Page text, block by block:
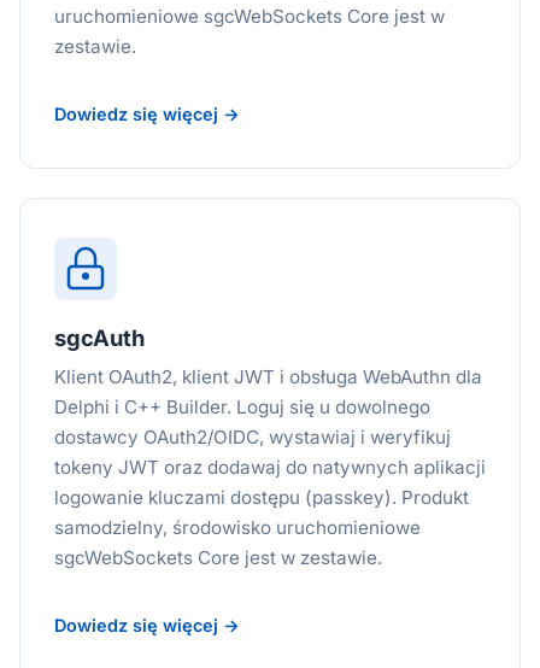
uruchomieniowe sgcWebSockets Core jest w
zestawie.
Dowiedz się więcej →
sgcAuth
Klient OAuth2, klient JWT i obsługa WebAuthn dla
Delphi i C++ Builder. Loguj się u dowolnego
dostawcy OAuth2/OIDC, wystawiaj i weryfikuj
tokeny JWT oraz dodawaj do natywnych aplikacji
logowanie kluczami dostępu (passkey). Produkt
samodzielny, środowisko uruchomieniowe
sgcWebSockets Core jest w zestawie.
Dowiedz się więcej →